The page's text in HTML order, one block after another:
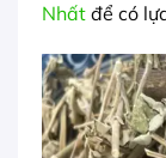
Nhất để có